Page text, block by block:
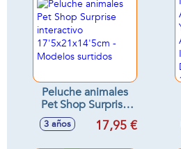
Peluche animales
Pet Shop Surprise
interactivo
17'5x21x14'5cm -
3 años 17,95 €